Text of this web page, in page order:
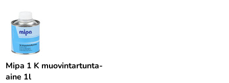
Mipa 1 K muovintartunta-
aine 1l